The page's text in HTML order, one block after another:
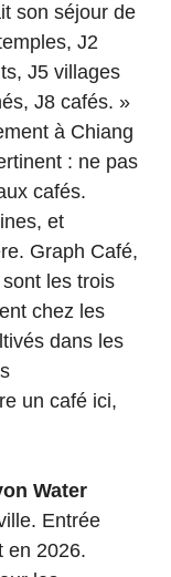
son séjour de
J2
J5 villages
J8 cafés. »
à Chiang
: ne pas
cafés.
et
Graph Café,
les trois
chez les
dans les
un café ici,
Water
Entrée
en 2026.